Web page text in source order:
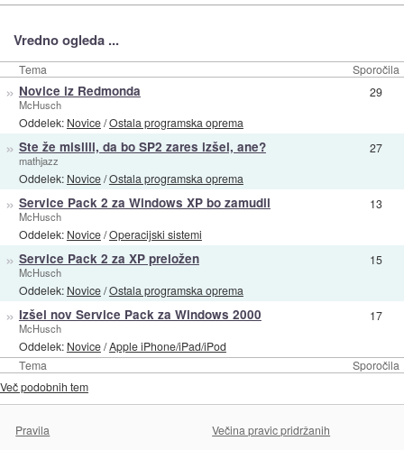
Vredno ogleda ...
Tema Sporočila
Tema Sporočila
» Novice iz Redmonda
McHusch
Oddelek: Novice/Ostala programska oprema
29
» Ste že mislili, da bo SP2 zares izšel, ane?
mathjazz
Oddelek: Novice/Ostala programska oprema
27
» Service Pack 2 za Windows XP bo zamudil
McHusch
Oddelek: Novice/Operacijski sistemi
13
» Service Pack 2 za XP preložen
McHusch
Oddelek: Novice/Ostala programska oprema
15
» Izšel nov Service Pack za Windows 2000
McHusch
Oddelek: Novice/Apple iPhone/iPad/iPod
17
Več podobnih tem
Pravila Večina pravic pridržanih